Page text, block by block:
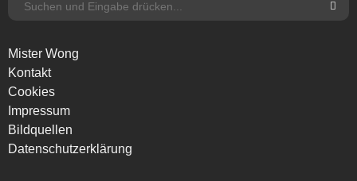
Mister Wong
Kontakt
Cookies
Impressum
Bildquellen
Datenschutzerklärung